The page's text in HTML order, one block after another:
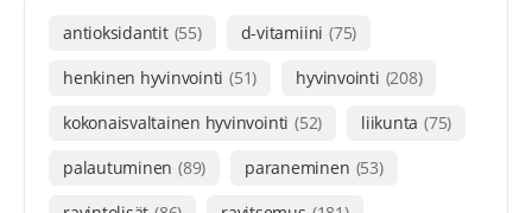
antioksidantit (55) d-vitamiini (75)
henkinen hyvinvointi (51) hyvinvointi (208)
kokonaisvaltainen hyvinvointi (52) liikunta (75)
palautuminen (89) paraneminen (53)